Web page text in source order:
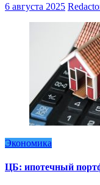
6 августа 2025
Экономика
ЦБ: ипотечный